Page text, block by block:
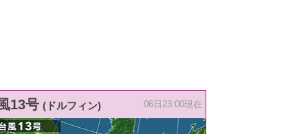
13号 (ドルフィン) 06日23:00現在